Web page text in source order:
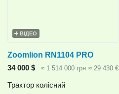
ВІДЕО
Zoomlion RN1104 PRO
34 000 $
≈ 1 514 000 грн ≈ 29 430 €
Трактор колісний